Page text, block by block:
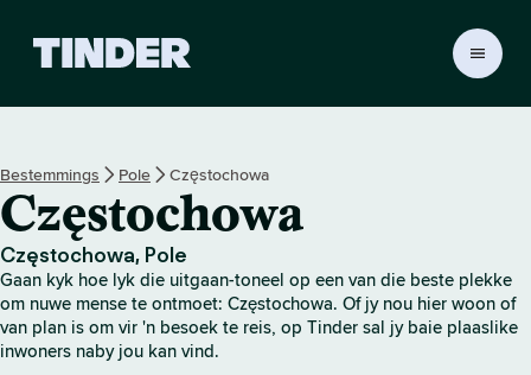
r
-
t
i
s
b
l
Bestemmings Pole Częstochowa
Częstochowa
Częstochowa, Pole
Gaan kyk hoe lyk die uitgaan-toneel op een van die beste plekke
om nuwe mense te ontmoet: Częstochowa. Of jy nou hier woon of
van plan is om vir 'n besoek te reis, op Tinder sal jy baie plaaslike
inwoners naby jou kan vind.